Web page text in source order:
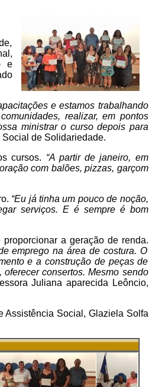
e
e estamos trabalhando
realizar, em pontos
ministrar o curso depois para
de Solidariedade.
cursos. “A partir de janeiro, em
com balões, pizzas, garçom
“Eu já tinha um pouco de noção,
serviços. E é sempre é bom
a geração de renda.
emprego na área de costura. O
e a construção de peças de
consertos. Mesmo sendo
Juliana aparecida Leôncio,
Assistência Social, Glaziela Solfa